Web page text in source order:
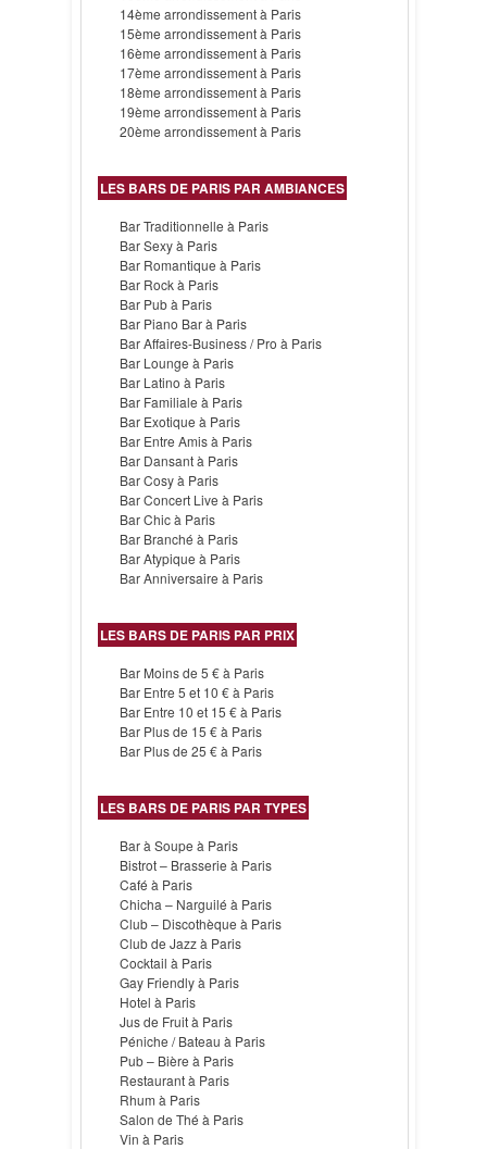
14ème arrondissement à Paris
15ème arrondissement à Paris
16ème arrondissement à Paris
17ème arrondissement à Paris
18ème arrondissement à Paris
19ème arrondissement à Paris
20ème arrondissement à Paris
LES BARS DE PARIS PAR AMBIANCES
Bar Traditionnelle à Paris
Bar Sexy à Paris
Bar Romantique à Paris
Bar Rock à Paris
Bar Pub à Paris
Bar Piano Bar à Paris
Bar Affaires-Business / Pro à Paris
Bar Lounge à Paris
Bar Latino à Paris
Bar Familiale à Paris
Bar Exotique à Paris
Bar Entre Amis à Paris
Bar Dansant à Paris
Bar Cosy à Paris
Bar Concert Live à Paris
Bar Chic à Paris
Bar Branché à Paris
Bar Atypique à Paris
Bar Anniversaire à Paris
LES BARS DE PARIS PAR PRIX
Bar Moins de 5 € à Paris
Bar Entre 5 et 10 € à Paris
Bar Entre 10 et 15 € à Paris
Bar Plus de 15 € à Paris
Bar Plus de 25 € à Paris
LES BARS DE PARIS PAR TYPES
Bar à Soupe à Paris
Bistrot – Brasserie à Paris
Café à Paris
Chicha – Narguilé à Paris
Club – Discothèque à Paris
Club de Jazz à Paris
Cocktail à Paris
Gay Friendly à Paris
Hotel à Paris
Jus de Fruit à Paris
Péniche / Bateau à Paris
Pub – Bière à Paris
Restaurant à Paris
Rhum à Paris
Salon de Thé à Paris
Vin à Paris